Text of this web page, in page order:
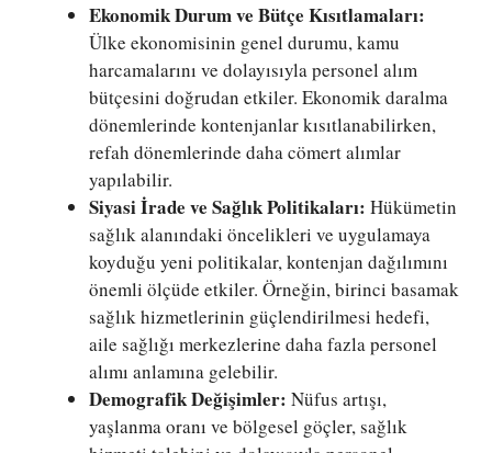
Ekonomik Durum ve Bütçe Kısıtlamaları:
Ülke ekonomisinin genel durumu, kamu
harcamalarını ve dolayısıyla personel alım
bütçesini doğrudan etkiler. Ekonomik daralma
dönemlerinde kontenjanlar kısıtlanabilirken,
refah dönemlerinde daha cömert alımlar
yapılabilir.
Siyasi İrade ve Sağlık Politikaları: Hükümetin
sağlık alanındaki öncelikleri ve uygulamaya
koyduğu yeni politikalar, kontenjan dağılımını
önemli ölçüde etkiler. Örneğin, birinci basamak
sağlık hizmetlerinin güçlendirilmesi hedefi,
aile sağlığı merkezlerine daha fazla personel
alımı anlamına gelebilir.
Demografik Değişimler: Nüfus artışı,
yaşlanma oranı ve bölgesel göçler, sağlık